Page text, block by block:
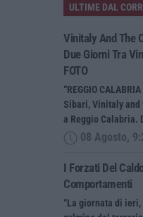
ULTIME DAL
Vinitaly And The
Due Giorni Tra
FOTO
“REGGIO
Sibari, Vinitaly and
a Reggio Calabria.
08 Agosto,
I Forzati Del
Comportamenti
“La giornata di ieri,